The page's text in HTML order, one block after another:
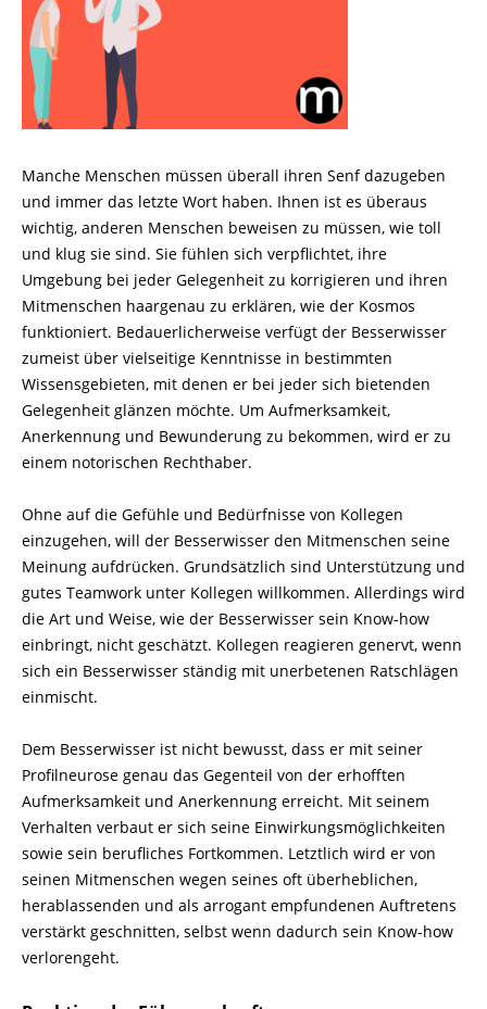
Manche Menschen müssen überall ihren Senf dazugeben
und immer das letzte Wort ha­ben. Ihnen ist es überaus
wichtig, anderen Menschen beweisen zu müssen, wie toll
und klug sie sind. Sie fühlen sich verpflichtet, ihre
Umgebung bei jeder Gelegenheit zu korri­gieren und ihren
Mitmenschen haargenau zu erklären, wie der Kosmos
funktioniert. Bedauerlicherweise verfügt der Besserwisser
zumeist über vielseitige Kenntnisse in bestimmten
Wissensgebieten, mit denen er bei jeder sich bietenden
Gelegenheit glänzen möchte. Um Aufmerksamkeit,
Anerkennung und Bewunderung zu bekommen, wird er zu
einem notorischen Rechthaber.
Ohne auf die Gefühle und Bedürfnisse von Kollegen
einzugehen, will der Besserwisser den Mitmenschen seine
Meinung aufdrücken. Grundsätzlich sind Unterstützung und
gutes Teamwork unter Kollegen willkommen. Allerdings wird
die Art und Weise, wie der Besserwisser sein Know-how
einbringt, nicht geschätzt. Kollegen reagieren genervt, wenn
sich ein Besserwisser ständig mit unerbetenen Ratschlägen
einmischt.
Dem Besserwisser ist nicht bewusst, dass er mit seiner
Profilneurose genau das Gegenteil von der erhofften
Aufmerksamkeit und Anerkennung erreicht. Mit seinem
Verhalten verbaut er sich seine Einwirkungsmöglichkeiten
sowie sein berufliches Fort­kommen. Letztlich wird er von
seinen Mitmenschen wegen seines oft überheblichen,
herablassenden und als arrogant empfundenen Auftretens
verstärkt geschnitten, selbst wenn dadurch sein Know-how
verlorengeht.